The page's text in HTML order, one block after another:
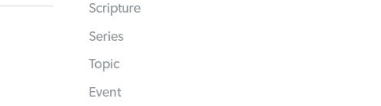
Scripture
Series
Topic
Event